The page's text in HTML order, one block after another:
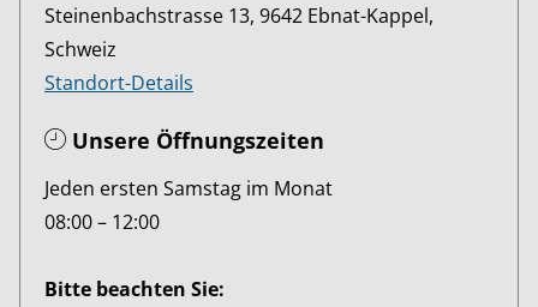
Steinenbachstrasse 13, 9642 Ebnat-Kappel,
Schweiz
Standort-Details
Unsere Öffnungszeiten
Jeden ersten Samstag im Monat
08:00 – 12:00
Bitte beachten Sie: